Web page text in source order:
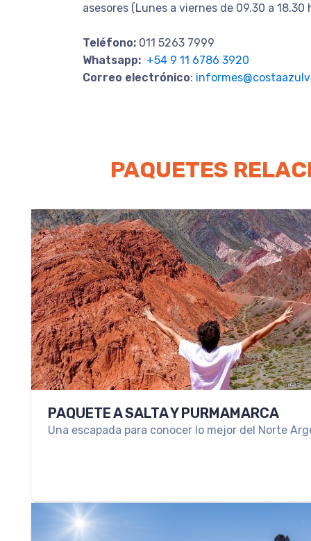
asesores (Lunes a viernes de 09.30 a 18.30
Teléfono: 011 5263 7999
Whatsapp: +54 9 11 6786 3920
Correo electrónico:
PAQUETES
PAQUETE A SALTA Y PURMAMARCA
Una escapada para conocer lo mejor del Norte